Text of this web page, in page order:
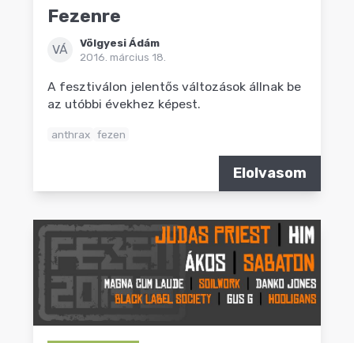
Fezenre
VÁ
Völgyesi Ádám
2016. március 18.
A fesztiválon jelentős változások állnak be
az utóbbi évekhez képest.
anthrax fezen
Elolvasom